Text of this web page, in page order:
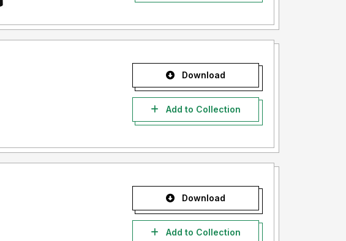
Download
Add to Collection
Download
Add to Collection